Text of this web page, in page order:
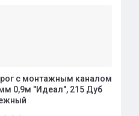
с монтажным каналом
0,9м "Идеал", 215 Дуб